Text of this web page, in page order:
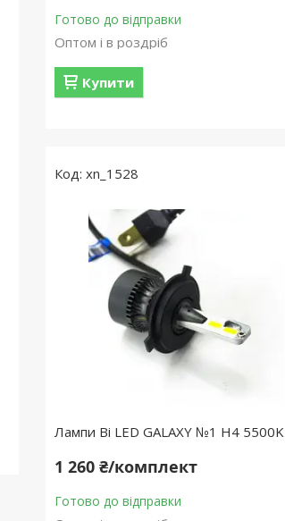
Готово до відправки
Оптом і в роздріб
Купити
xn_1528
Лампи Bі LED GALAXY №1 H4 5500K
1 260 ₴/комплект
Готово до відправки